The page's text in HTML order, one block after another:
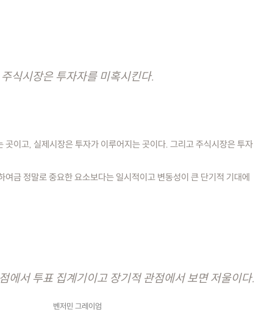
주식시장은 투자자를 미혹시킨다.
곳이고, 실제시장은 투자가 이루어지는 곳이다. 그리고 주식시장은 투자
여금 정말로 중요한 요소보다는 일시적이고 변동성이 큰 단기적 기대에
에서 투표 집계기이고 장기적 관점에서 보면 저울이다.
벤저민 그레이엄